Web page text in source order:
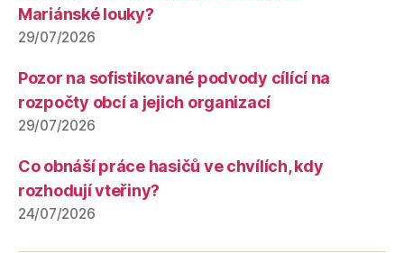
Mariánské louky?
29/07/2026
Pozor na sofistikované podvody cílící na
rozpočty obcí a jejich organizací
29/07/2026
Co obnáší práce hasičů ve chvílích, kdy
rozhodují vteřiny?
24/07/2026